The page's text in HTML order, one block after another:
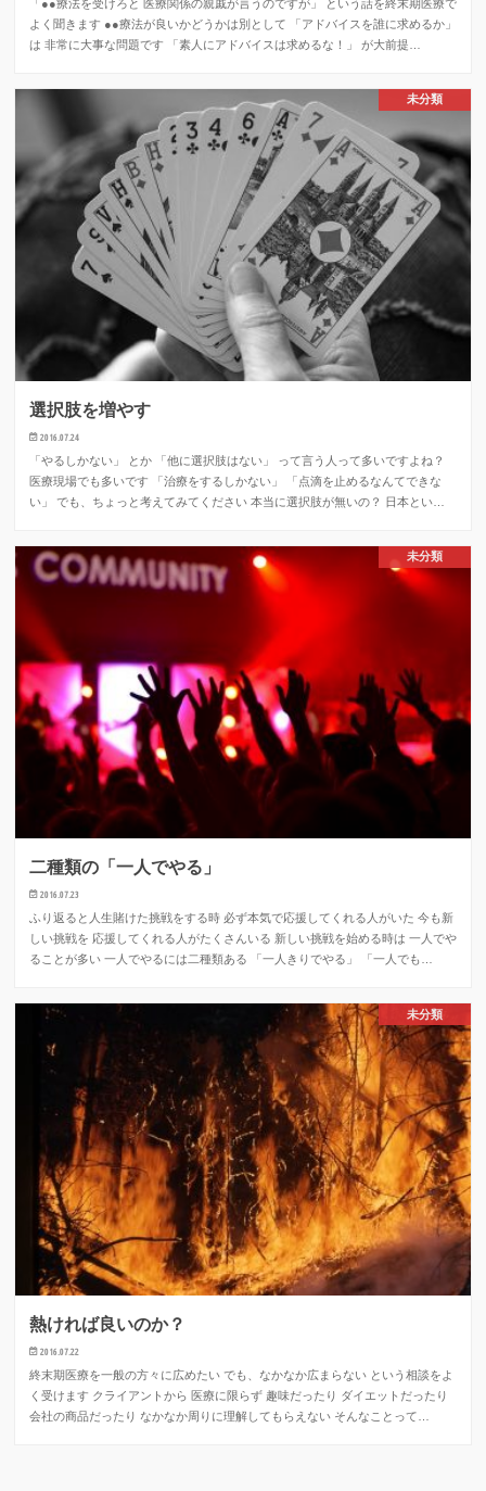
「●●療法を受けろと 医療関係の親戚が言うのですが」 という話を終末期医療で
よく聞きます ●●療法が良いかどうかは別として 「アドバイスを誰に求めるか」
は 非常に大事な問題です 「素人にアドバイスは求めるな！」 が大前提…
未分類
選択肢を増やす
2016.07.24
「やるしかない」 とか 「他に選択肢はない」 って言う人って多いですよね？
医療現場でも多いです 「治療をするしかない」 「点滴を止めるなんてできな
い」 でも、ちょっと考えてみてください 本当に選択肢が無いの？ 日本とい…
未分類
二種類の「一人でやる」
2016.07.23
ふり返ると人生賭けた挑戦をする時 必ず本気で応援してくれる人がいた 今も新
しい挑戦を 応援してくれる人がたくさんいる 新しい挑戦を始める時は 一人でや
ることが多い 一人でやるには二種類ある 「一人きりでやる」 「一人でも…
未分類
熱ければ良いのか？
2016.07.22
終末期医療を一般の方々に広めたい でも、なかなか広まらない という相談をよ
く受けます クライアントから 医療に限らず 趣味だったり ダイエットだったり
会社の商品だったり なかなか周りに理解してもらえない そんなことって…